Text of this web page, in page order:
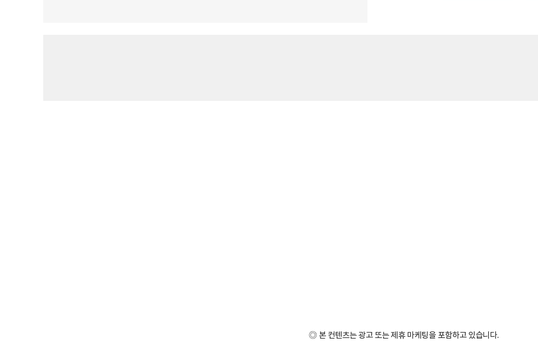
◎ 본 컨텐츠는 광고 또는 제휴 마케팅을 포함하고 있습니다.